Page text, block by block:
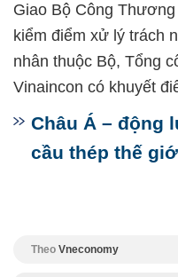
Giao Bộ Công
kiểm điểm xử lý trách
nhân thuộc Bộ, Tổng
Vinaincon có khuyết
Châu Á – động
cầu thép thế
Theo Vneconomy